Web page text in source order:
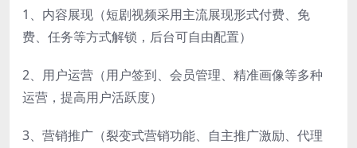
1、内容展现（短剧视频采用主流展现形式付费、免
费、任务等方式解锁，后台可自由配置）
2、用户运营（用户签到、会员管理、精准画像等多种
运营，提高用户活跃度）
3、营销推广（裂变式营销功能、自主推广激励、代理